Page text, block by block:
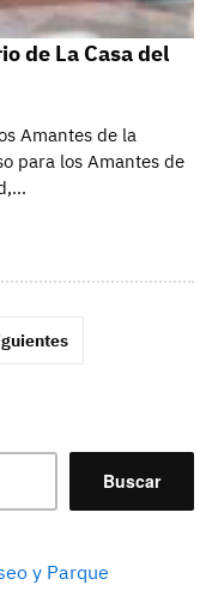
Buscar
y Parque
de La Casa del
Amantes de la
para los Amantes de